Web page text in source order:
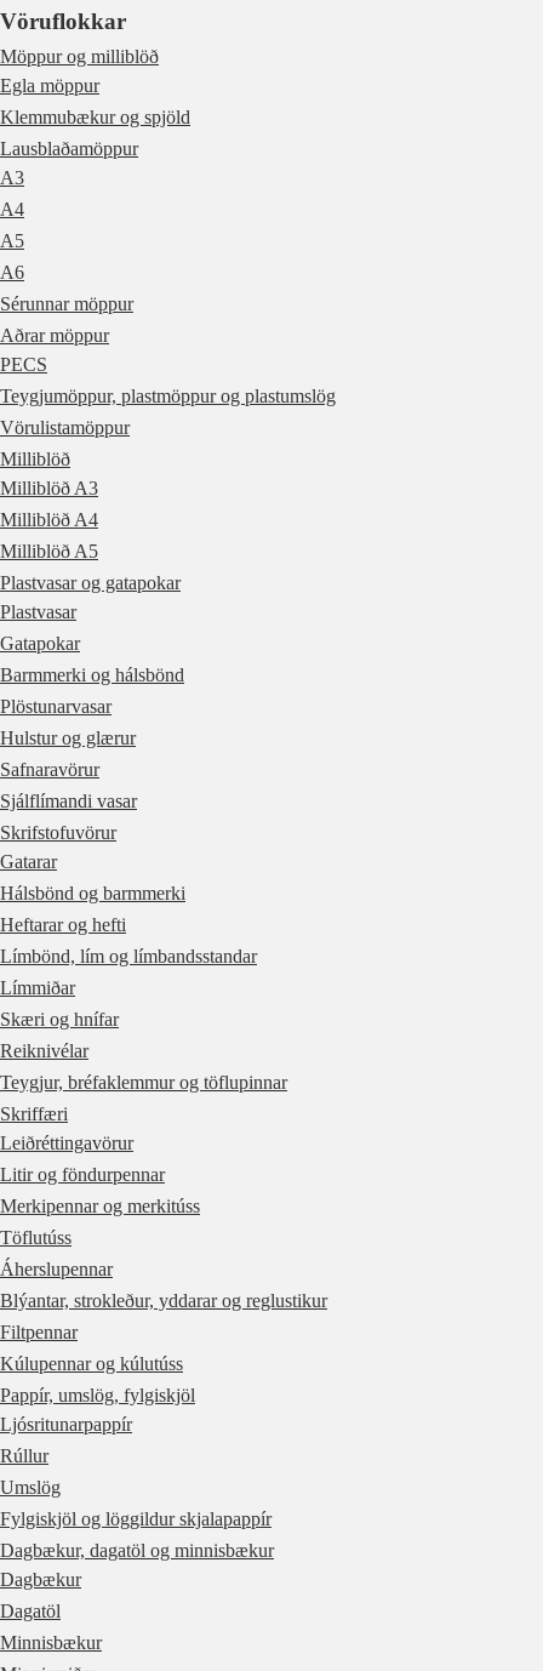
Vöruflokkar
Möppur og milliblöð
Egla möppur
Klemmubækur og spjöld
Lausblaðamöppur
A3
A4
A5
A6
Sérunnar möppur
Aðrar möppur
PECS
Teygjumöppur, plastmöppur og plastumslög
Vörulistamöppur
Milliblöð
Milliblöð A3
Milliblöð A4
Milliblöð A5
Plastvasar og gatapokar
Plastvasar
Gatapokar
Barmmerki og hálsbönd
Plöstunarvasar
Hulstur og glærur
Safnaravörur
Sjálflímandi vasar
Skrifstofuvörur
Gatarar
Hálsbönd og barmmerki
Heftarar og hefti
Límbönd, lím og límbandsstandar
Límmiðar
Skæri og hnífar
Reiknivélar
Teygjur, bréfaklemmur og töflupinnar
Skriffæri
Leiðréttingavörur
Litir og föndurpennar
Merkipennar og merkitúss
Töflutúss
Áherslupennar
Blýantar, strokleður, yddarar og reglustikur
Filtpennar
Kúlupennar og kúlutúss
Pappír, umslög, fylgiskjöl
Ljósritunarpappír
Rúllur
Umslög
Fylgiskjöl og löggildur skjalapappír
Dagbækur, dagatöl og minnisbækur
Dagbækur
Dagatöl
Minnisbækur